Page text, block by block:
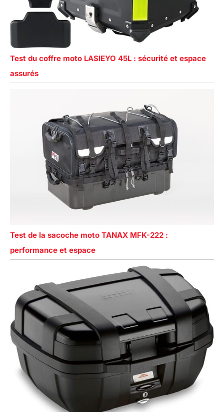
Test du coffre moto LASIEYO 45L : sécurité et espace
assurés
Test de la sacoche moto TANAX MFK-222 :
performance et espace